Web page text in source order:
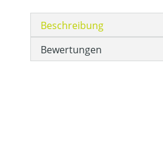
Beschreibung
Bewertungen